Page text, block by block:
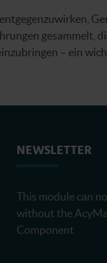
gesammelt,
– ein
NEWSLETTER
This module can
without the
Component